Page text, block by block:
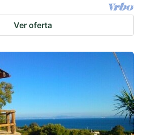
Ver oferta